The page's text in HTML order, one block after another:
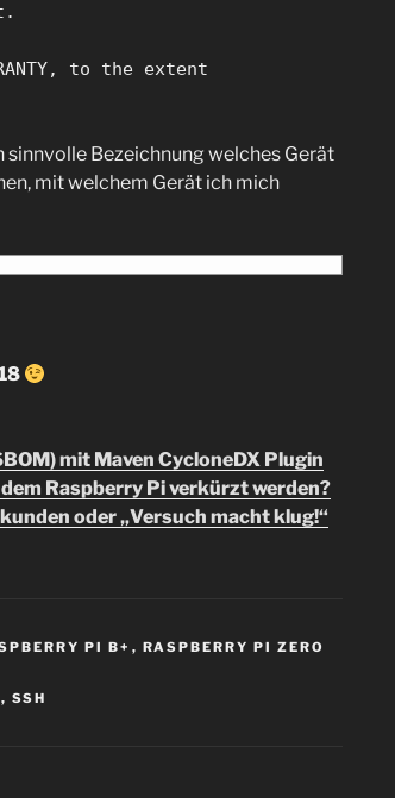
to the extent
Bezeichnung welches Gerät
mit welchem Gerät ich mich
mit Maven CycloneDX Plugin
Raspberry Pi verkürzt werden?
oder „Versuch macht klug!“
PI B+ , RASPBERRY PI ZERO
, SSH